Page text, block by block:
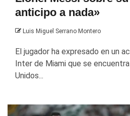
anticipo a nada»
Luis Miguel Serrano Montero
El jugador ha expresado en un
Inter de Miami que se
Unidos...